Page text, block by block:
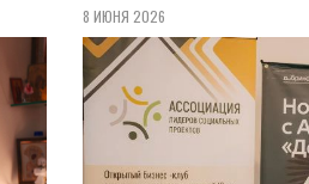
8 ИЮНЯ 2026